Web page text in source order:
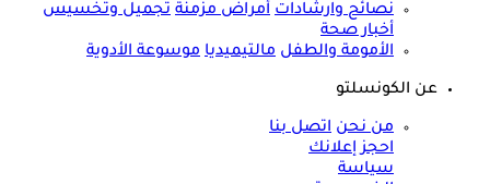
نصائح وارشادات أمراض مزمنة تجميل وتخسيس
أخبار صحة
الأمومة والطفل مالتيميديا موسوعة الأدوية
عن الكونسلتو
من نحن اتصل بنا
احجز إعلانك
سياسة